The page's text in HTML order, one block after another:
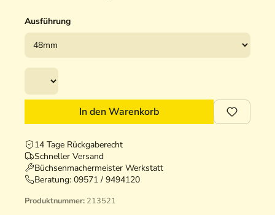
Ausführung
In den Warenkorb
14 Tage Rückgaberecht
Schneller Versand
Büchsenmachermeister Werkstatt
Beratung: 09571 / 9494120
Produktnummer: 213521